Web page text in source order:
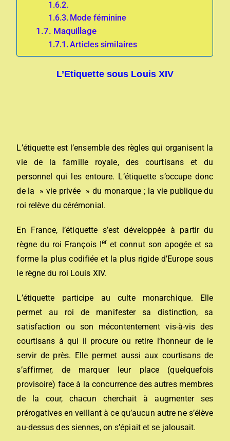
Mode féminine
Maquillage
Articles similaires
L’Etiquette sous Louis XIV
L’étiquetteest l’ensemble des règles qui organisent la
vie de la famille royale, des courtisans et du
personnel qui les entoure. L’étiquette s’occupe donc
de la » vie privée » du monarque ; la vie publique du
roi relève du cérémonial.
En France, l’étiquette s’est développée à partir du
règne du roi François Ier et connut son apogée et sa
forme la plus codifiée et la plus rigide d’Europe sous
le règne du roi Louis XIV.
L’étiquette participe au culte monarchique. Elle
permet au roi de manifester sa distinction, sa
satisfaction ou son mécontentement vis-à-vis des
courtisans à qui il procure ou retire l’honneur de le
servir de près. Elle permet aussi aux courtisans de
s’affirmer, de marquer leur place (quelquefois
provisoire) face à la concurrence des autres membres
de la cour, chacun cherchait à augmenter ses
prérogatives en veillant à ce qu’aucun autre ne s’élève
au-dessus des siennes, on s’épiait et se jalousait.